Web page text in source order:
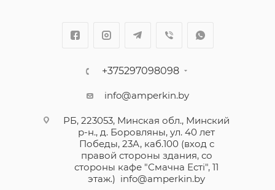
+375297098098
info@amperkin.by
РБ, 223053, Минская обл., Минский
р-н., д. Боровляны, ул. 40 лет
Победы, 23А, каб.100 (вход с
правой стороны здания, со
стороны кафе "Смачна Естi", 11
этаж.) info@amperkin.by